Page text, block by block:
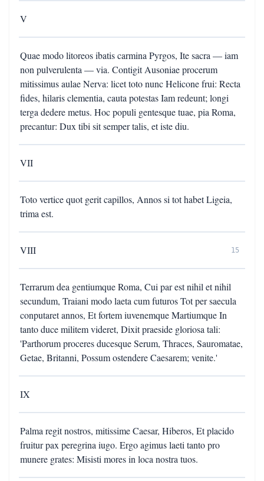
V
Quae modo litoreos ibatis carmina Pyrgos, Ite sacra — iam
non pulverulenta — via. Contigit Ausoniae procerum
mitissimus aulae Nerva: licet toto nunc Helicone frui: Recta
fides, hilaris clementia, cauta potestas Iam redeunt; longi
terga dedere metus. Hoc populi gentesque tuae, pia Roma,
precantur: Dux tibi sit semper talis, et iste diu.
VII
Toto vertice quot gerit capillos, Annos si tot habet Ligeia,
trima est.
VIII 15
Terrarum dea gentiumque Roma, Cui par est nihil et nihil
secundum, Traiani modo laeta cum futuros Tot per saecula
conputaret annos, Et fortem iuvenemque Martiumque In
tanto duce militem videret, Dixit praeside gloriosa tali:
'Parthorum proceres ducesque Serum, Thraces, Sauromatae,
Getae, Britanni, Possum ostendere Caesarem; venite.'
IX
Palma regit nostros, mitissime Caesar, Hiberos, Et placido
fruitur pax peregrina iugo. Ergo agimus laeti tanto pro
munere grates: Misisti mores in loca nostra tuos.